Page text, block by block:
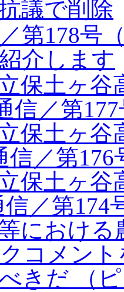
議で削除
第178号
介します
保土ヶ
信／第
保土ヶ
信／第176
保土ヶ
信／第174
等におけ
コメン
きだ （